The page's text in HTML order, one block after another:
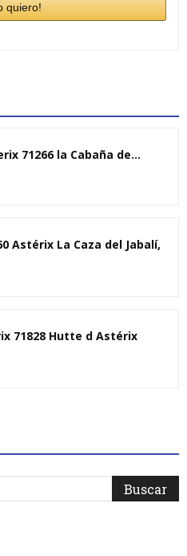
quiero!
71266 la Cabaña de...
Astérix La Caza del Jabalí,
71828 Hutte d Astérix